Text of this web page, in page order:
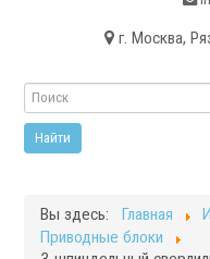
г. Москва,
Токарные станки
Токарные станки с ЧПУ
Плоскошлифовальные станки
Запчасти для станков
Вы здесь: Главная
Приводные блоки